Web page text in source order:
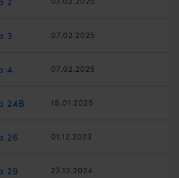
3 07.02.2025
4 07.02.2025
24B 15.01.2025
26 01.12.2023
29 23.12.2024